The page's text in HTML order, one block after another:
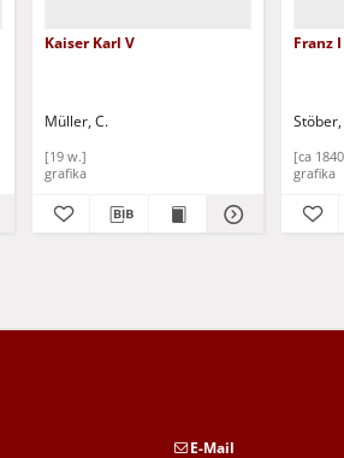
Kaiser Karl V
Müller, C.
[19 w.]
grafika
Franz I
[ca
grafika
E-Mail